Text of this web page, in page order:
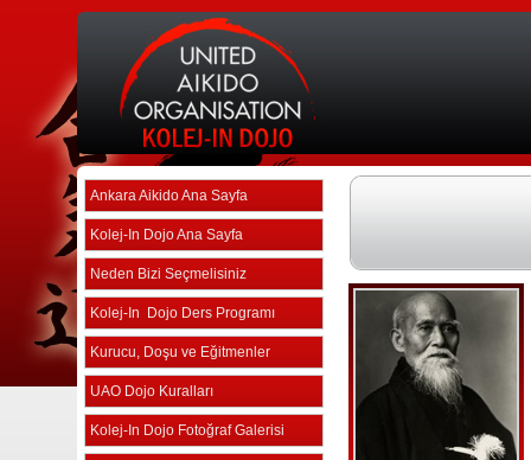
Ankara Aikido Ana Sayfa
Kolej-In Dojo Ana Sayfa
Neden Bizi Seçmelisiniz
Kolej-In Dojo Ders Programı
Kurucu, Doşu ve Eğitmenler
UAO Dojo Kuralları
Kolej-In Dojo Fotoğraf Galerisi